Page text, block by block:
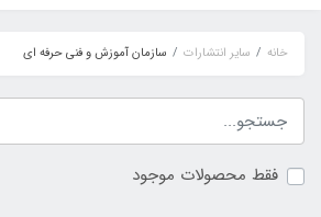
خانه سایر انتشارات سازمان آموزش و فنی حرفه ای
فقط محصولات موجود